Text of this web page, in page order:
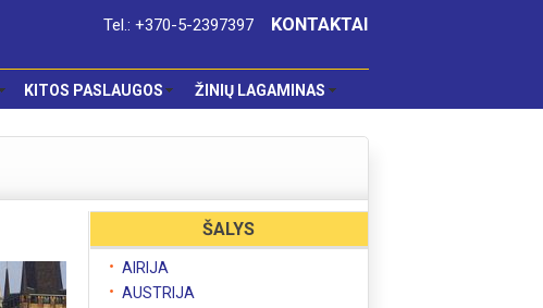
Tel.: +370-5-2397397 KONTAKTAI
KITOS PASLAUGOS ŽINIŲ LAGAMINAS
ŠALYS
AIRIJA
AUSTRIJA